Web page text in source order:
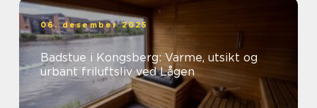
06. desember 2025
Badstue i Kongsberg: Varme, utsikt og
urbant friluftsliv ved Lågen